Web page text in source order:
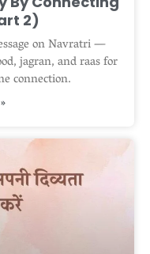
2)
on Navratri —
jagran, and raas for
connection.